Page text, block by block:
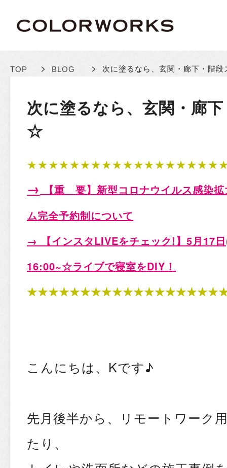
TOP > BLOG > 次に塗るなら、玄関・廊下・階
次に塗るなら、玄関・廊
☆
→ 【重 要】新型コロナウイルス感染
ム完全予約制について
→ 【インスタLIVEをチェック!】5月17
16:00~☆ライブで寝室をDIY ！
こんにちは、Kです♪
先月後半から、リモートワーク
たり、